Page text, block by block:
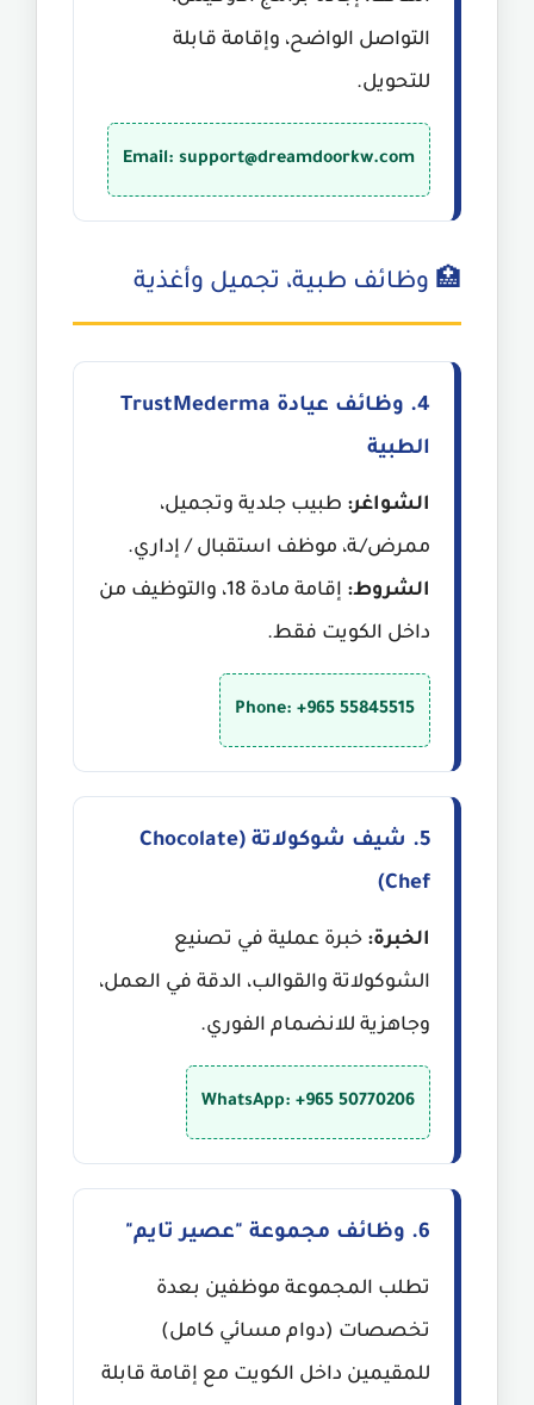
التواصل الواضح، وإقامة قابلة
للتحويل.
Email: support@dreamdoorkw.com
🏥 وظائف طبية، تجميل وأغذية
4. وظائف عيادة TrustMederma
الطبية
الشواغر: طبيب جلدية وتجميل،
ممرض/ـة، موظف استقبال / إداري.
الشروط:
إقامة مادة 18، والتوظيف من
داخل الكويت فقط.
Phone: +965 55845515
5. شيف شوكولاتة (Chocolate
Chef)
الخبرة: خبرة عملية في تصنيع
الشوكولاتة والقوالب، الدقة في العمل،
وجاهزية للانضمام الفوري.
WhatsApp: +965 50770206
6. وظائف مجموعة "عصير تايم"
تطلب المجموعة موظفين بعدة
تخصصات (دوام مسائي كامل)
للمقيمين داخل الكويت مع إقامة قابلة